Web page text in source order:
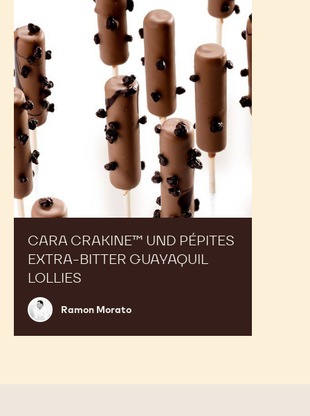
CARA CRAKINE™ UND PÉPITES
EXTRA-BITTER GUAYAQUIL
LOLLIES
Ramon
Morato
Ramon Morato
und
Pépites
Extra-
Bitter
Guayaquil
Lollies